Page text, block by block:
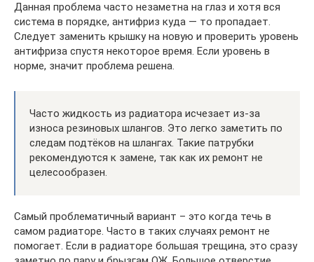
Данная проблема часто незаметна на глаз и хотя вся
система в порядке, антифриз куда — то пропадает.
Следует заменить крышку на новую и проверить уровень
антифриза спустя некоторое время. Если уровень в
норме, значит проблема решена.
Часто жидкость из радиатора исчезает из-за
износа резиновых шлангов. Это легко заметить по
следам подтёков на шлангах. Такие патрубки
рекомендуются к замене, так как их ремонт не
целесообразен.
Самый проблематичный вариант – это когда течь в
самом радиаторе. Часто в таких случаях ремонт не
помогает. Если в радиаторе большая трещина, это сразу